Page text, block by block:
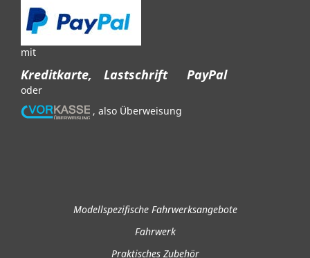
mit
Kreditkarte, Lastschrift PayPal
oder
, also Überweisung
Modellspezifische Fahrwerksangebote
Fahrwerk
Praktisches Zubehör